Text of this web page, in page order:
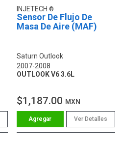
INJETECH
Sensor De Flujo De
Masa De Aire (MAF)
Saturn Outlook
2007-2008
OUTLOOK V6 3.6L
$1,187.00 MXN
Ver Detalles